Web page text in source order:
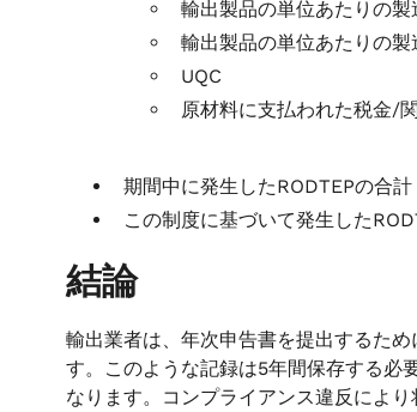
輸出製品の単位あたりの
輸出製品の単位あたりの
UQC
原材料に支払われた税金/
期間中に発生したRODTEPの合計
この制度に基づいて発生した
結論
輸出業者は、年次申告書を提出するた
す。このような記録は5年間保存する必
なります。コンプライアンス違反によ